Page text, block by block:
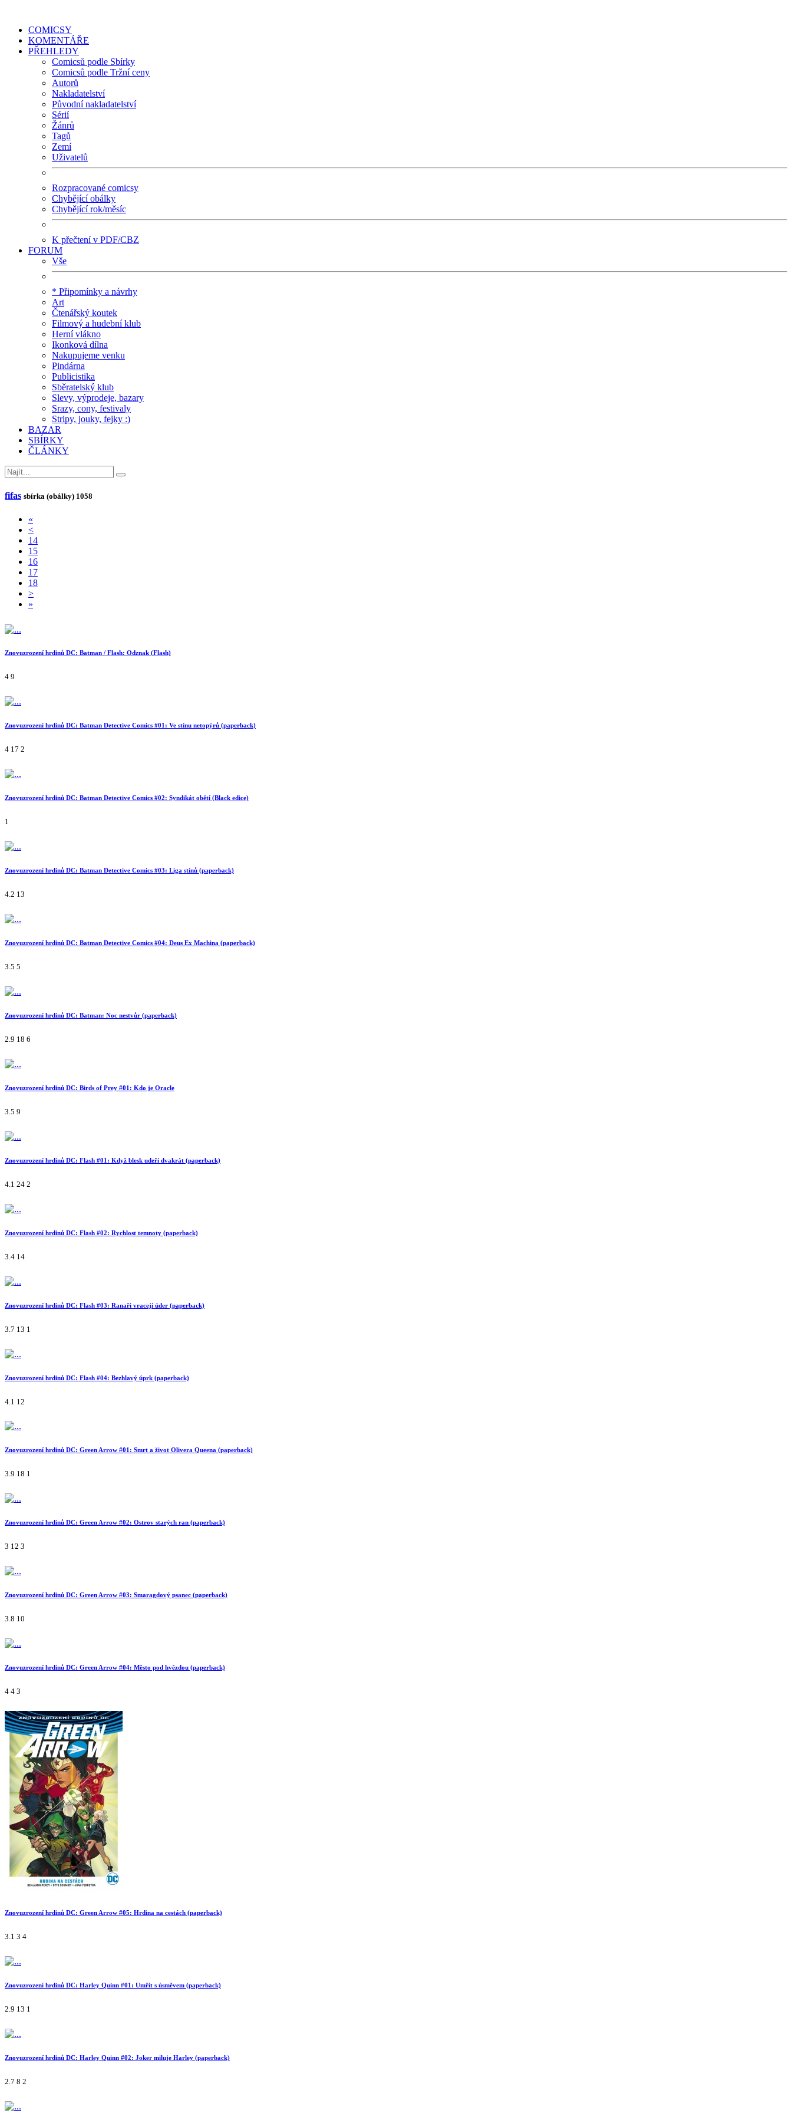
COMICSY
KOMENTÁŘE
PŘEHLEDY
Comicsů podle Sbírky
Comicsů podle Tržní ceny
Autorů
Nakladatelství
Původní nakladatelství
Sérií
Žánrů
Tagů
Zemí
Uživatelů
Rozpracované comicsy
Chybějící obálky
Chybějící rok/měsíc
K přečtení v PDF/CBZ
FORUM
Vše
* Připomínky a návrhy
Art
Čtenářský koutek
Filmový a hudební klub
Herní vlákno
Ikonková dílna
Nakupujeme venku
Pindárna
Publicistika
Sběratelský klub
Slevy, výprodeje, bazary
Srazy, cony, festivaly
Stripy, jouky, fejky :)
BAZAR
SBÍRKY
ČLÁNKY
fifas sbírka (obálky) 1058
«
<
14
15
16
17
18
>
»
Znovuzrození hrdinů DC: Batman / Flash: Odznak (Flash)
4 9
Znovuzrození hrdinů DC: Batman Detective Comics #01: Ve stínu netopýrů (paperback)
4 17 2
Znovuzrození hrdinů DC: Batman Detective Comics #02: Syndikát obětí (Black edice)
1
Znovuzrození hrdinů DC: Batman Detective Comics #03: Liga stínů (paperback)
4.2 13
Znovuzrození hrdinů DC: Batman Detective Comics #04: Deus Ex Machina (paperback)
3.5 5
Znovuzrození hrdinů DC: Batman: Noc nestvůr (paperback)
2.9 18 6
Znovuzrození hrdinů DC: Birds of Prey #01: Kdo je Oracle
3.5 9
Znovuzrození hrdinů DC: Flash #01: Když blesk udeří dvakrát (paperback)
4.1 24 2
Znovuzrození hrdinů DC: Flash #02: Rychlost temnoty (paperback)
3.4 14
Znovuzrození hrdinů DC: Flash #03: Ranaři vracejí úder (paperback)
3.7 13 1
Znovuzrození hrdinů DC: Flash #04: Bezhlavý úprk (paperback)
4.1 12
Znovuzrození hrdinů DC: Green Arrow #01: Smrt a život Olivera Queena (paperback)
3.9 18 1
Znovuzrození hrdinů DC: Green Arrow #02: Ostrov starých ran (paperback)
3 12 3
Znovuzrození hrdinů DC: Green Arrow #03: Smaragdový psanec (paperback)
3.8 10
Znovuzrození hrdinů DC: Green Arrow #04: Město pod hvězdou (paperback)
4 4 3
Znovuzrození hrdinů DC: Green Arrow #05: Hrdina na cestách (paperback)
3.1 3 4
Znovuzrození hrdinů DC: Harley Quinn #01: Umřít s úsměvem (paperback)
2.9 13 1
Znovuzrození hrdinů DC: Harley Quinn #02: Joker miluje Harley (paperback)
2.7 8 2